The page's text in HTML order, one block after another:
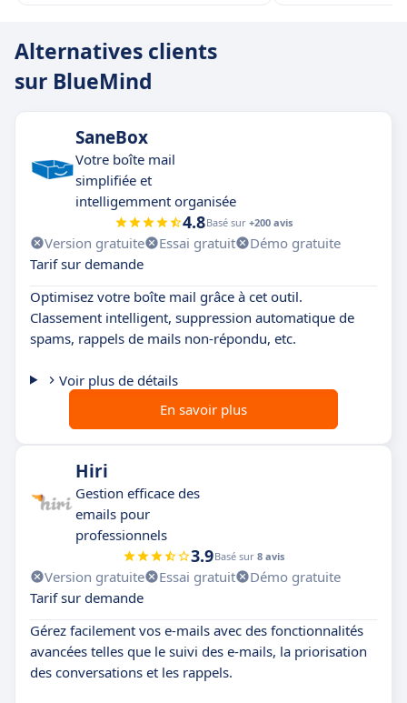
Alternatives clients
sur BlueMind
SaneBox
Votre boîte mail
simplifiée et
intelligemment organisée
4.8Basé sur +200 avis
Version gratuite Essai gratuit
Démo gratuite
Tarif sur demande
Optimisez votre boîte mail grâce à cet outil.
Classement intelligent, suppression automatique de
spams, rappels de mails non-répondu, etc.
Voir plus de détails
En savoir plus
Hiri
Gestion efficace des
emails pour
professionnels
3.9Basé sur 8 avis
Version gratuite Essai gratuit
Démo gratuite
Tarif sur demande
Gérez facilement vos e-mails avec des fonctionnalités
avancées telles que le suivi des e-mails, la priorisation
des conversations et les rappels.